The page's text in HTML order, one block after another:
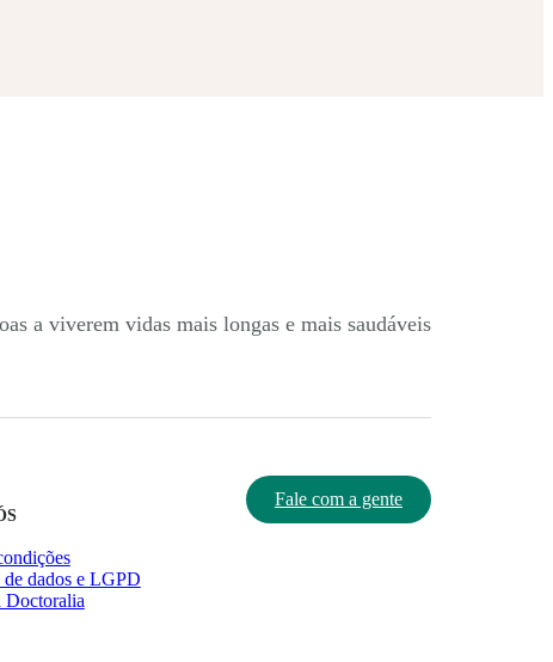
a viverem vidas mais longas e mais saudáveis
de dados e LGPD
Doctoralia
Fale com a gente